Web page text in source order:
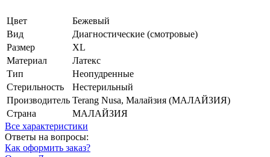
Цвет
Бежевый
Вид
Диагностические (смотровые)
Размер
XL
Материал
Латекс
Тип
Неопудренные
Стерильность
Нестерильный
Производитель Terang Nusa, Малайзия (МАЛАЙЗИЯ)
Страна
МАЛАЙЗИЯ
Все характеристики
Ответы на вопросы:
Как оформить заказ?